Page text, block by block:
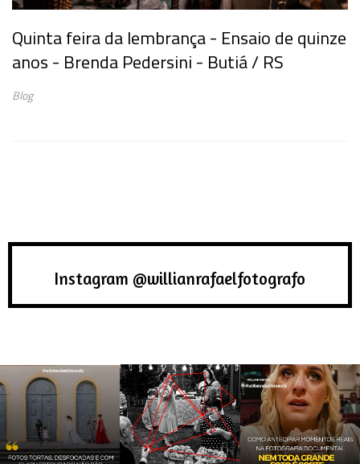
Quinta feira da lembrança - Ensaio de quinze
anos - Brenda Pedersini - Butiá / RS
Blog
Instagram @willianrafaelfotografo